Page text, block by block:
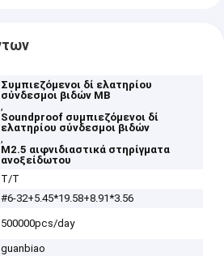
Συμπιεζόμενοι δί ελατηρίου
σύνδεσμοι βιδών ΜΒ
,
Soundproof συμπιεζόμενοι δί
ελατηρίου σύνδεσμοι βιδών
,
M2.5 αιφνιδιαστικά στηρίγματα
ανοξείδωτου
T/T
#6-32+5.45*19.58+8.91*3.56
500000pcs/day
guanbiao